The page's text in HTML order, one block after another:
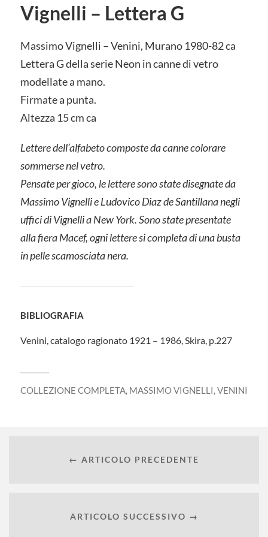
Vignelli – Lettera G
Massimo Vignelli – Venini, Murano 1980-82 ca
Lettera G della serie Neon in canne di vetro
modellate a mano.
Firmate a punta.
Altezza 15 cm ca
Lettere dell’alfabeto composte da canne colorare
sommerse nel vetro.
Pensate per gioco, le lettere sono state disegnate da
Massimo Vignelli e Ludovico Diaz de Santillana negli
uffici di Vignelli a New York. Sono state presentate
alla fiera Macef, ogni lettere si completa di una busta
in pelle scamosciata nera.
BIBLIOGRAFIA
Venini, catalogo ragionato 1921 – 1986, Skira, p.227
COLLEZIONE COMPLETA MASSIMO VIGNELLI VENINI
← ARTICOLO PRECEDENTE
ARTICOLO SUCCESSIVO →